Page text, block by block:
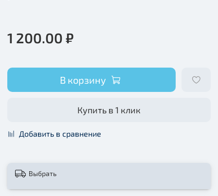
1 200.00 ₽
В корзину
Купить в 1 клик
Добавить в сравнение
Выбрать